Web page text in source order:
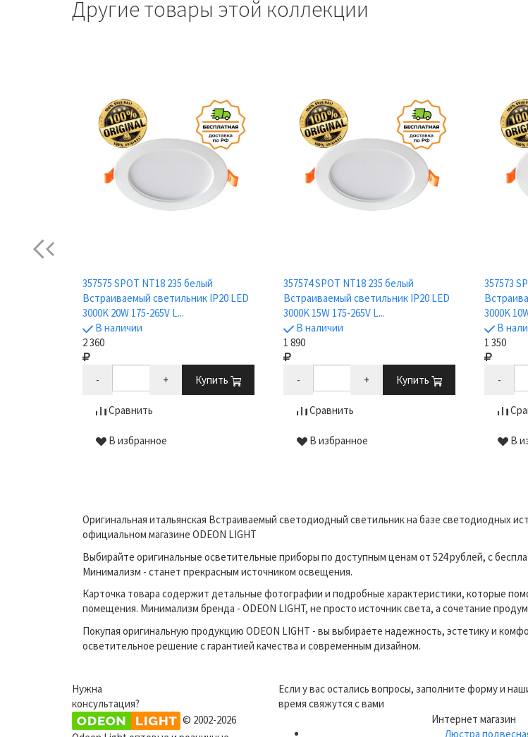
Другие товары этой коллекции
Previous
357575 SPOT NT18 235 белый
Встраиваемый светильник IP20 LED
3000K 20W 175-265V L...
В наличии
2 360
- + Купить
Сравнить
В избранное
357574 SPOT NT18 235 белый
Встраиваемый светильник IP20 LED
3000K 15W 175-265V L...
В наличии
1 890
- + Купить
Сравнить
В избранное
357573
3000K
В
1 350
-
В
Оригинальная итальянская Встраиваемый светодиодный светильник на базе светодиодных
официальном магазине ODEON LIGHT
Выбирайте оригинальные осветительные приборы по доступным ценам от 524 рублей, с
Минимализм - станет прекрасным источником освещения.
Карточка товара содержит детальные фотографии и подробные характеристики, которые
помещения. Минимализм бренда - ODEON LIGHT, не просто источник света, а сочетание
Покупая оригинальную продукцию ODEON LIGHT - вы выбираете надежность, эстетику и
осветительное решение с гарантией качества и современным дизайном.
Нужна
консультация?
Если у вас остались вопросы, заполните форму и
время свяжутся с вами
© 2002-2026
Интернет магазин
Люстра